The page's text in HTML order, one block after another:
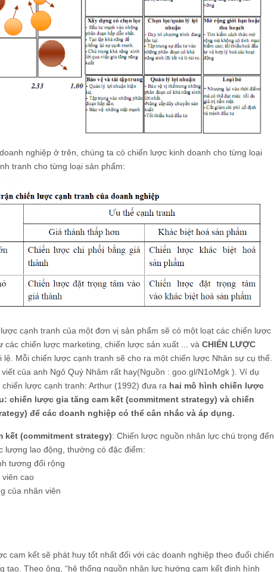
nghiệp ở trên, chúng ta có chiến lược kinh doanh cho từng loại
tranh cho từng loại sản phẩm:
cạnh tranh của một đơn vị sản phẩm sẽ có một loạt các chiến lược
các chiến lược marketing, chiến lược sản xuất ... và CHIẾN LƯỢC
lệ. Mỗi chiến lược cạnh tranh sẽ cho ra một chiến lược Nhân sự cụ thể.
của anh Ngô Quý Nhâm rất hay(Nguồn : goo.gl/N1oMgk ). Ví dụ
lược cạnh tranh: Arthur (1992) đưa ra hai mô hình chiến lược
chiến lược gia tăng cam kết (commitment strategy) và chiến
để các doanh nghiệp có thể cân nhắc và áp dụng.
kết (commitment strategy): Chiến lược nguồn nhân lực chú trọng đến
lượng lao động, thường có đặc điểm:
tương đối rộng
cao
của nhân viên
cam kết sẽ phát huy tốt nhất đối với các doanh nghiệp theo đuổi chiến
tạo. Theo ông, “hệ thống nguồn nhân lực hướng cam kết định hình